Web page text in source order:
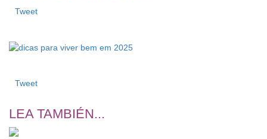
Tweet
Tweet
LEA TAMBIÉN...